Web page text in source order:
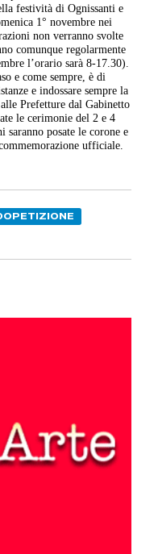
festività di Ognissanti e
1° novembre nei
non verranno svolte
comunque regolarmente
l’orario sarà 8-17.30).
e come sempre, è di
e indossare sempre la
Prefetture dal Gabinetto
le cerimonie del 2 e 4
posate le corone e
ufficiale.